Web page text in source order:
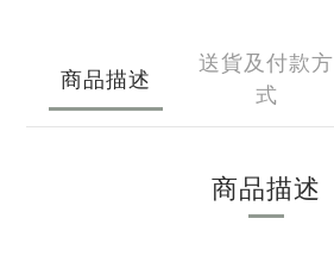
商品描述
送貨及付款方
式
商品描述